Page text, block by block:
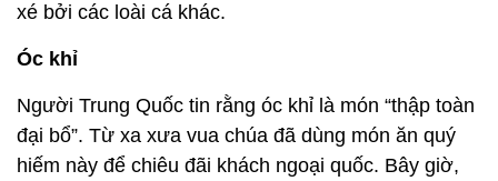
xé bởi các loài cá khác.
Óc khỉ
Người Trung Quốc tin rằng óc khỉ là món “thập toàn
đại bổ”. Từ xa xưa vua chúa đã dùng món ăn quý
hiếm này để chiêu đãi khách ngoại quốc. Bây giờ,